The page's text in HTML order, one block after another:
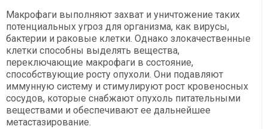
Макрофаги выполняют захват и уничтожение таких
потенциальных угроз для организма, как вирусы,
бактерии и раковые клетки. Однако злокачественные
клетки способны выделять вещества,
переключающие макрофаги в состояние,
способствующие росту опухоли. Они подавляют
иммунную систему и стимулируют рост кровеносных
сосудов, которые снабжают опухоль питательными
веществами и обеспечивают ее дальнейшее
метастазирование.